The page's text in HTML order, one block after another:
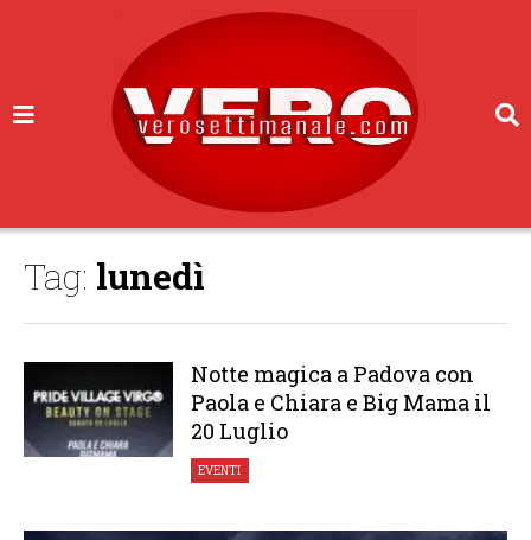
Tag: lunedì
Notte magica a Padova con
Paola e Chiara e Big Mama il
20 Luglio
EVENTI